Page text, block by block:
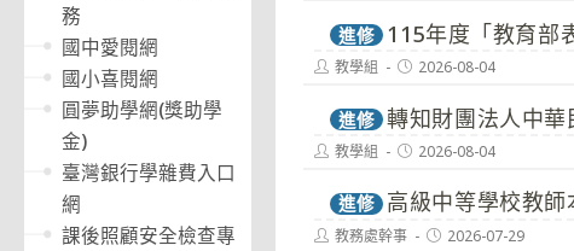
進修 115年度「教育部
Post教學組
Post2026-08-04
進修 轉知財團法人中華
Post教學組
Post2026-08-04
進修 高級中等學校教
Post教務處幹事
Post2026-07-29
務
國中愛閱網
國小喜閱網
圓夢助學網(獎助學
金)
臺灣銀行學雜費入口
網
課後照顧安全檢查專